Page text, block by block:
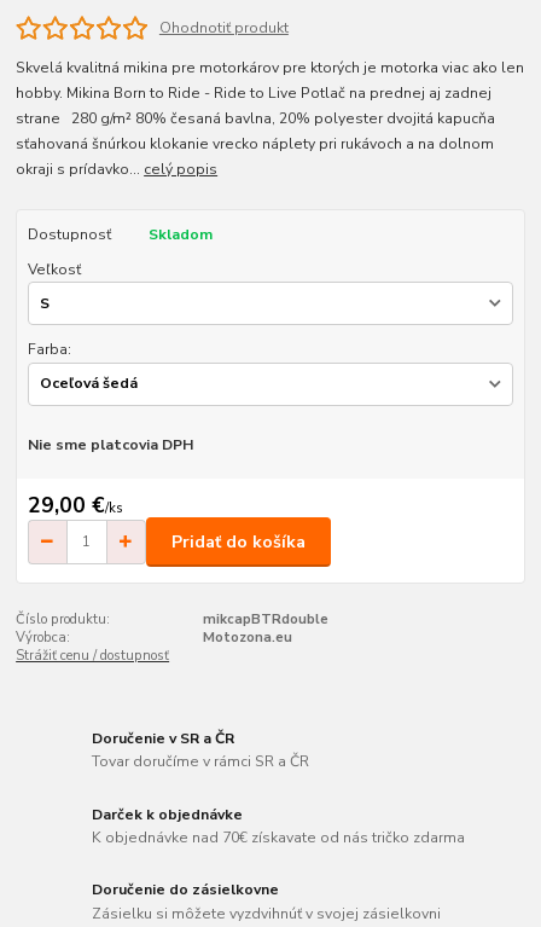
Ohodnotiť produkt
Skvelá kvalitná mikina pre motorkárov pre ktorých je motorka viac ako len
hobby. Mikina Born to Ride - Ride to Live Potlač na prednej aj zadnej
strane 280 g/m² 80% česaná bavlna, 20% polyester dvojitá kapucňa
sťahovaná šnúrkou klokanie vrecko náplety pri rukávoch a na dolnom
okraji s prídavko... celý popis
Dostupnosť
Skladom
Veľkosť
Farba:
Nie sme platcovia DPH
29,00 €/ks
Pridať do košíka
Číslo produktu:
mikcapBTRdouble
Výrobca:
Motozona.eu
Strážiť cenu / dostupnosť
Doručenie v SR a ČR
Tovar doručíme v rámci SR a ČR
Darček k objednávke
K objednávke nad 70€ získavate od nás tričko zdarma
Doručenie do zásielkovne
Zásielku si môžete vyzdvihnúť v svojej zásielkovni